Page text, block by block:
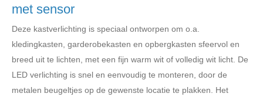
met sensor
Deze kastverlichting is speciaal ontworpen om o.a.
kledingkasten, garderobekasten en opbergkasten sfeervol en
breed uit te lichten, met een fijn warm wit of volledig wit licht. De
LED verlichting is snel en eenvoudig te monteren, door de
metalen beugeltjes op de gewenste locatie te plakken. Het